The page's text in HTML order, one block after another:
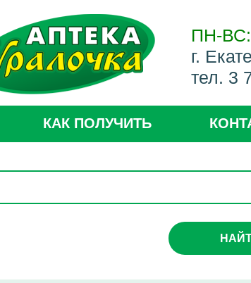
ПН-ВС:
г.
тел. 3
КАК ПОЛУЧИТЬ